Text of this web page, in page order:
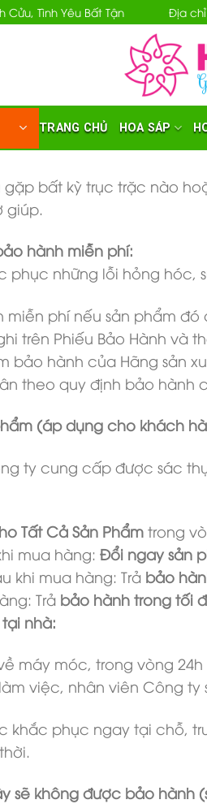
Cửu, Tình Yêu Bất Tận Địa
TRANG CHỦ HOA SÁP
gặp bất kỳ trục trặc nào
giúp.
hành miễn phí:
phục những lỗi hỏng hóc,
miễn phí nếu sản phẩm
trên Phiếu Bảo Hành
bảo hành của Hãng sản
theo quy định bảo
(áp dụng cho khách
ty cung cấp được sác
Tất Cả Sản Phẩm trong
mua hàng: Đổi ngay sản
khi mua hàng: Trả bảo
Trả bảo hành trong tối
nhà:
máy móc, trong vòng
việc, nhân viên Công
khắc phục ngay tại chỗ,
sẽ không được bảo hành